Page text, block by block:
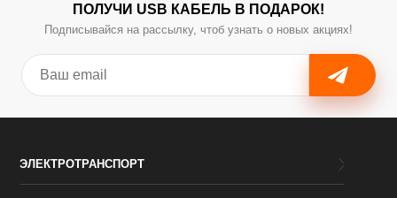
ПОЛУЧИ USB КАБЕЛЬ В ПОДАРОК!
Подписывайся на рассылку, чтоб узнать о новых акциях!
ЭЛЕКТРОТРАНСПОРТ